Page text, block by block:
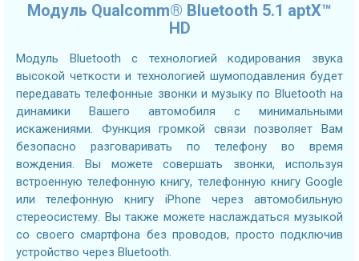
Модуль Qualcomm® Bluetooth 5.1 aptX™
HD
Модуль Bluetooth с технологией кодирования звука
высокой четкости и технологией шумоподавления будет
передавать телефонные звонки и музыку по Bluetooth на
динамики Вашего автомобиля с минимальными
искажениями. Функция громкой связи позволяет Вам
безопасно разговаривать по телефону во время
вождения. Вы можете совершать звонки, используя
встроенную телефонную книгу, телефонную книгу Google
или телефонную книгу iPhone через автомобильную
стереосистему. Вы также можете наслаждаться музыкой
со своего смартфона без проводов, просто подключив
устройство через Bluetooth.